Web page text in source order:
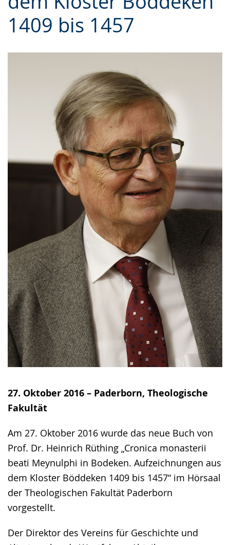
1409 bis 1457
27. Oktober 2016 – Paderborn, Theologische
Fakultät
Am 27. Oktober 2016 wurde das neue Buch von
Prof. Dr. Heinrich Rüthing „Cronica monasterii
beati Meynulphi in Bodeken. Aufzeichnungen aus
dem Kloster Böddeken 1409 bis 1457“ im Hörsaal
der Theologischen Fakultät Paderborn
vorgestellt.
Der Direktor des Vereins für Geschichte und